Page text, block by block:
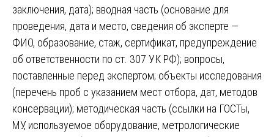
заключения, дата); вводная часть (основание для
проведения, дата и место, сведения об эксперте —
ФИО, образование, стаж, сертификат, предупреждение
об ответственности по ст. 307 УК РФ); вопросы,
поставленные перед экспертом; объекты исследования
(перечень проб с указанием мест отбора, дат, методов
консервации); методическая часть (ссылки на ГОСТы,
МУ, используемое оборудование, метрологические